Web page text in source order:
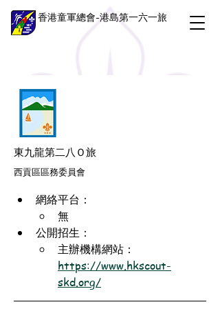
香港童軍總會-港島第一六一旅
東九龍第二八Ｏ旅
西貢區區務委員會
網絡平台：
無
公開招生：
主辦機構網站：
https://www.hkscout-
skd.org/